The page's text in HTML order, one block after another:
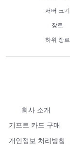
서버 크기
장르
하위 장르
회사 소개
기프트 카드 구매
개인정보 처리방침